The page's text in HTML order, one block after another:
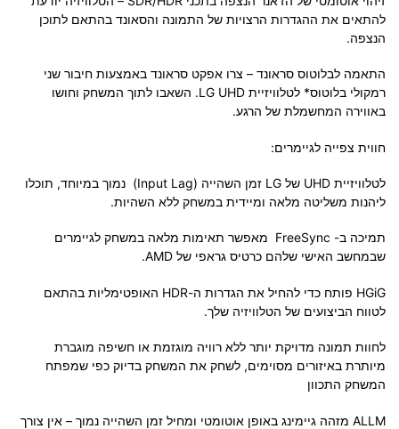
להתאים את ההגדרות הרצויות של התמונה והסאונד בהתאם לתוכן
הנצפה.
התאמה לבלוטוס סראונד – צרו אפקט סראונד באמצעות חיבור שני
רמקולי בלוטוס* לטלוויזיית LG UHD. השאבו לתוך המשחק וחושו
באווירה המחשמלת של הרגע.
חווית צפייה לגיימרים:
לטלוויזיית UHD של LG זמן השהייה (Input Lag) נמוך במיוחד, תוכלו
ליהנות משליטה מלאה ומיידית במשחק ללא השהיות.
תמיכה ב- FreeSync מאפשר תאימות מלאה במשחק לגיימרים
שבמחשב האישי שלהם כרטיס גראפי של AMD.
HGiG פותח כדי להחיל את הגדרות ה-HDR האופטימליות בהתאם
לטווח הביצועים של הטלוויזיה שלך.
לחוות תמונה מדויקת יותר ללא רוויה מוגזמת או חשיפה מוגברת
מיותרת באיזורים מסוימים, לשחק את המשחק בדיוק כפי שמפתח
המשחק התכוון
ALLM מזהה גיימינג באופן אוטומטי ומחיל זמן השהייה נמוך – אין צורך